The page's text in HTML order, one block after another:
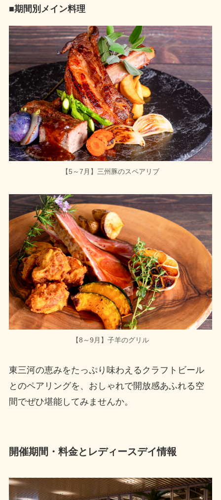
■期間別メイン料理
【5～7月】三州豚のスペアリブ
【8～9月】子羊のグリル
東三河の恵みをたっぷり味わえるクラフトビール
とのペアリングを、おしゃれで開放感あふれる空
間でぜひ堪能してみませんか。
開催期間・料金とレディースデイ情報